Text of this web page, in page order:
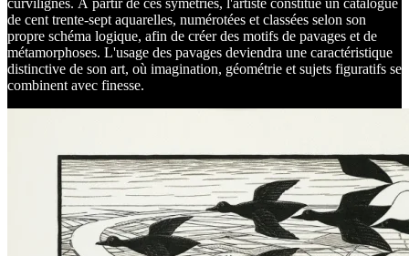
curvilignes. À partir de ces symétries, l'artiste constitue un catalogue
de cent trente-sept aquarelles, numérotées et classées selon son
propre schéma logique, afin de créer des motifs de pavages et de
métamorphoses. L'usage des pavages deviendra une caractéristique
distinctive de son art, où imagination, géométrie et sujets figuratifs se
combinent avec finesse.